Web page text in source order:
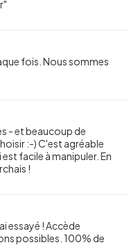
fois. Nous sommes
- et beaucoup de
:-) C'est agréable
facile à manipuler. En
!
essayé ! Accède
possibles. 100% de